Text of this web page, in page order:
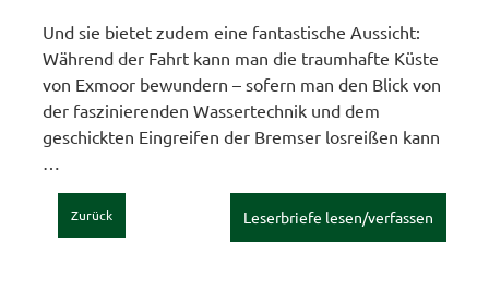
Und sie bietet zudem eine fantastische Aussicht:
Während der Fahrt kann man die traumhafte Küste
von Exmoor bewundern – sofern man den Blick von
der faszinierenden Wassertechnik und dem
geschickten Eingreifen der Bremser losreißen kann
Zurück Leserbriefe lesen/verfassen